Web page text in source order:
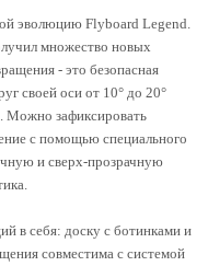
эволюцию Flyboard Legend.
множество новых
- это безопасная
своей оси от 10° до 20°
Можно зафиксировать
с помощью специального
и сверх-прозрачную
в себя: доску с ботинками и
совместима с системой